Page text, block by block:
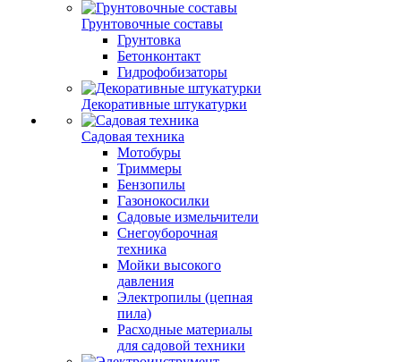
Грунтовочные составы
Грунтовка
Бетонконтакт
Гидрофобизаторы
Декоративные штукатурки
Садовая техника
Мотобуры
Триммеры
Бензопилы
Газонокосилки
Садовые измельчители
Снегоуборочная
техника
Мойки высокого
давления
Электропилы (цепная
пила)
Расходные материалы
для садовой техники